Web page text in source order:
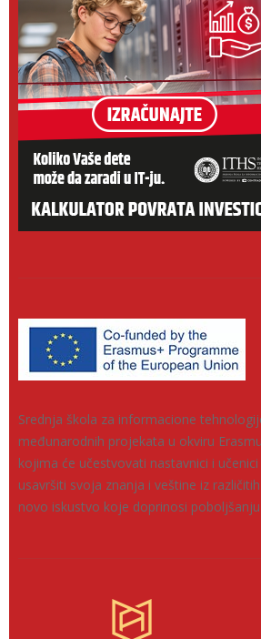
Srednja škola za informacione
međunarodnih projekata u okviru
kojima će učestvovati nastavnici i
usavršiti svoja znanja i veštine iz
novo iskustvo koje doprinosi